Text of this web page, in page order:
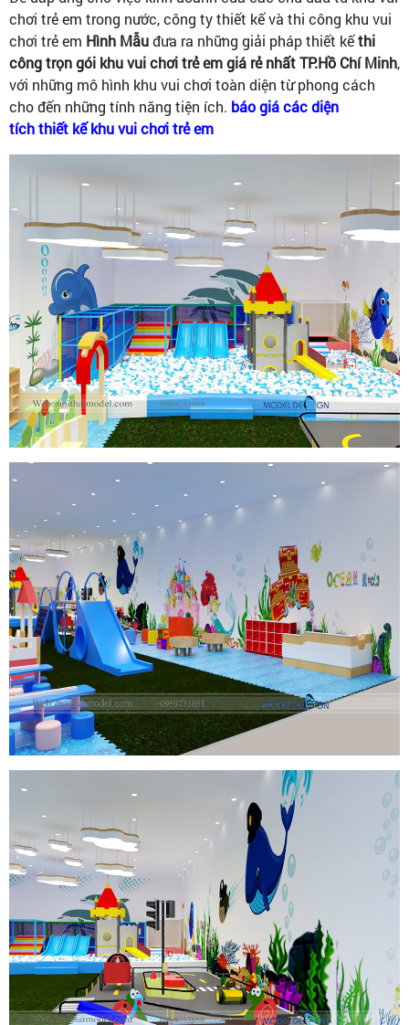
chơi trẻ em trong nước, công ty thiết kế và thi công khu vui
chơi trẻ em Hình Mẫuđưa ra những giải pháp thiết kếthi
công trọn gói khu vui chơi trẻ em giá rẻ nhất TP.Hồ Chí Minh,
với những mô hình khu vui chơi toàn diện từ phong cách
cho đến những tính năng tiện ích. báo giá các diện
tích thiết kế khu vui chơi trẻ em